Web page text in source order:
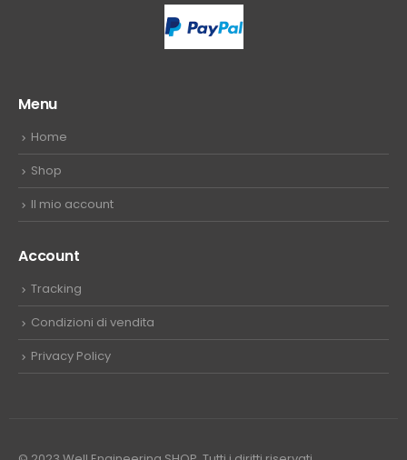
Menu
Home
Shop
Il mio account
Account
Tracking
Condizioni di vendita
Privacy Policy